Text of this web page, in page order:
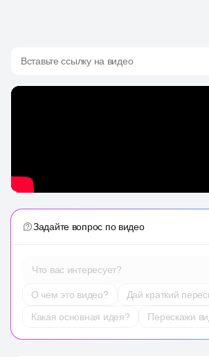
Вставьте ссылку на видео
Задайте вопрос по видео
Что вас интересует?
О чем это видео?
Дай краткий
Какая основная идея?
Перескажи